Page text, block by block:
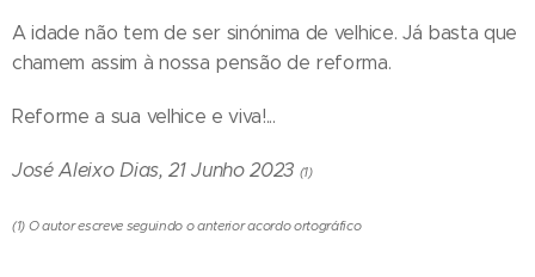
A idade não tem de ser sinónima de velhice. Já basta que
chamem assim à nossa pensão de reforma.
Reforme a sua velhice e viva!...
José Aleixo Dias, 21 Junho 2023 (1)
(1) O autor escreve seguindo o anterior acordo ortográfico